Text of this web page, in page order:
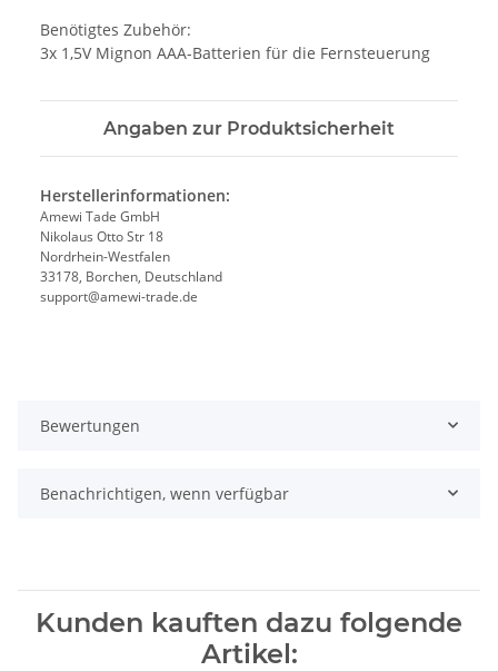
Benötigtes Zubehör:
3x 1,5V Mignon AAA-Batterien für die Fernsteuerung
Angaben zur Produktsicherheit
Herstellerinformationen:
Amewi Tade GmbH
Nikolaus Otto Str 18
Nordrhein-Westfalen
33178, Borchen, Deutschland
support@amewi-trade.de
Bewertungen
Benachrichtigen, wenn verfügbar
Kunden kauften dazu folgende
Artikel: